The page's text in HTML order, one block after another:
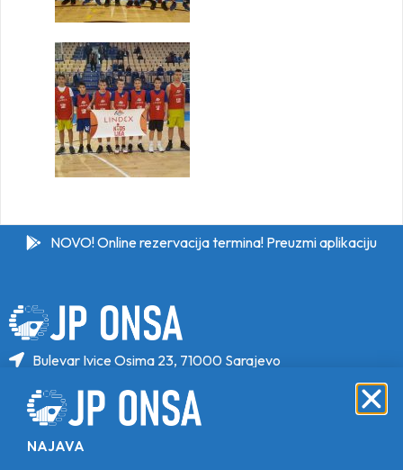
NOVO! Online rezervacija termina! Preuzmi aplikaciju
Bulevar Ivice Osima 23, 71000 Sarajevo
+387 33 646 471
info@jponsa.ba
NAJAVA